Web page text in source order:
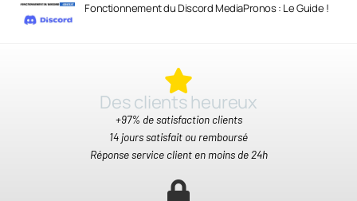
Fonctionnement du Discord MediaPronos : Le Guide !
Des clients heureux​
+97% de satisfaction clients
14 jours satisfait ou remboursé
Réponse service client en moins de 24h